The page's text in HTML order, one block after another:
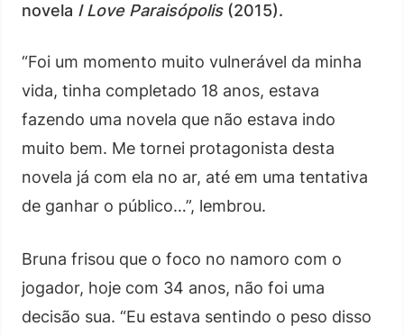
novela I Love Paraisópolis(2015).
“Foi um momento muito vulnerável da minha
vida, tinha completado 18 anos, estava
fazendo uma novela que não estava indo
muito bem. Me tornei protagonista desta
novela já com ela no ar, até em uma tentativa
de ganhar o público…”, lembrou.
Bruna frisou que o foco no namoro com o
jogador, hoje com 34 anos, não foi uma
decisão sua. “Eu estava sentindo o peso disso